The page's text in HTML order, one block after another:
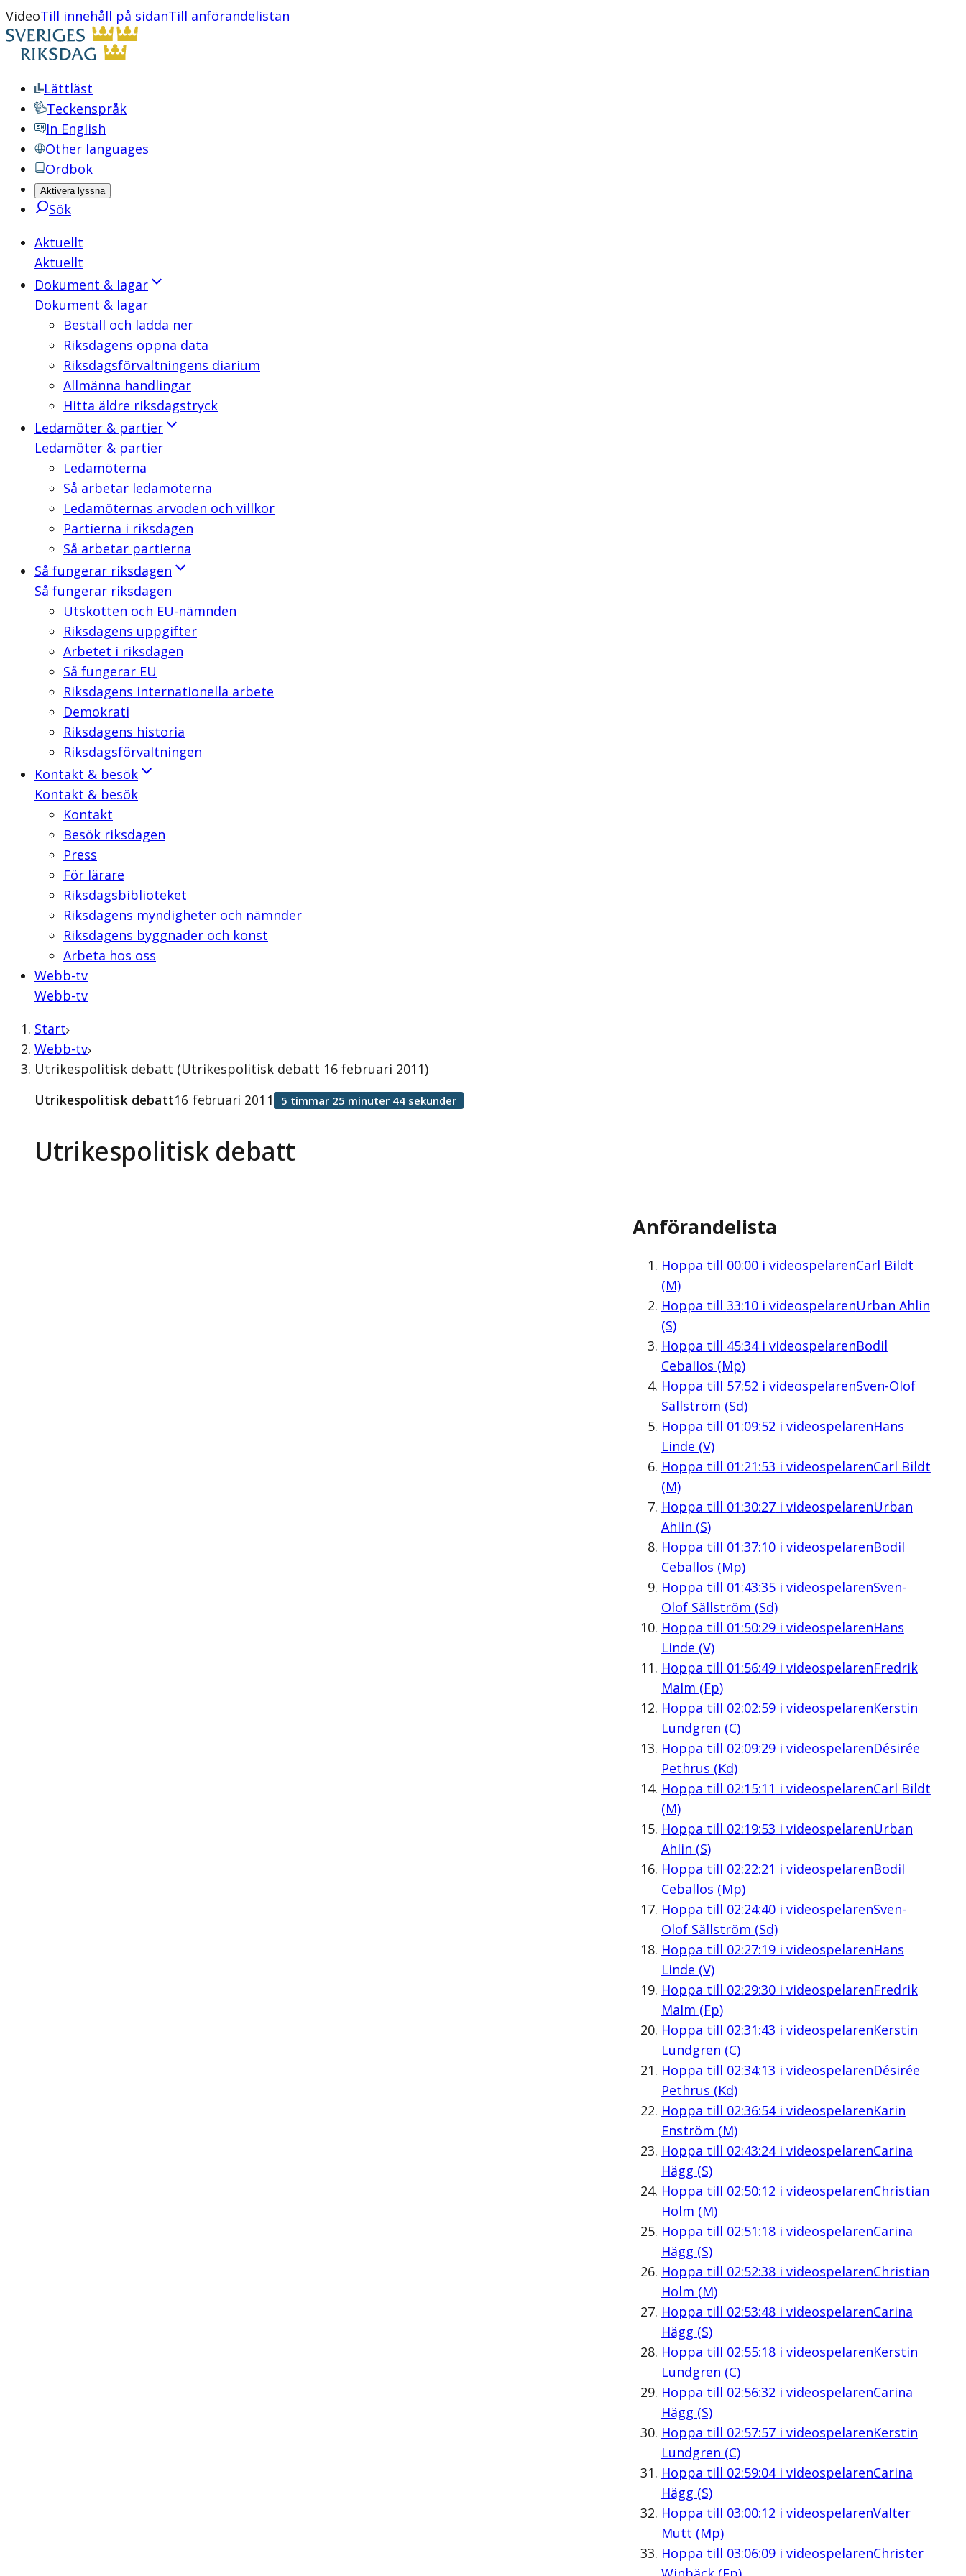
VideoTill innehåll på sidanTill anförandelistan
Lättläst
Teckenspråk
In English
Other languages
Ordbok
Aktivera lyssna
Sök
Aktuellt
Aktuellt
Dokument & lagar
Dokument & lagar
Beställ och ladda ner
Riksdagens öppna data
Riksdagsförvaltningens diarium
Allmänna handlingar
Hitta äldre riksdagstryck
Ledamöter & partier
Ledamöter & partier
Ledamöterna
Så arbetar ledamöterna
Ledamöternas arvoden och villkor
Partierna i riksdagen
Så arbetar partierna
Så fungerar riksdagen
Så fungerar riksdagen
Utskotten och EU-nämnden
Riksdagens uppgifter
Arbetet i riksdagen
Så fungerar EU
Riksdagens internationella arbete
Demokrati
Riksdagens historia
Riksdagsförvaltningen
Kontakt & besök
Kontakt & besök
Kontakt
Besök riksdagen
Press
För lärare
Riksdagsbiblioteket
Riksdagens myndigheter och nämnder
Riksdagens byggnader och konst
Arbeta hos oss
Webb-tv
Webb-tv
Start
Webb-tv
Utrikespolitisk debatt (Utrikespolitisk debatt 16 februari 2011)
Utrikespolitisk debatt
Utrikespolitisk debatt16 februari 2011 5 timmar 25 minuter 44 sekunder
Anförandelista
Hoppa till 00:00i videospelarenCarl Bildt
(M)
Hoppa till 33:10i videospelarenUrban Ahlin
(S)
Hoppa till 45:34i videospelarenBodil
Ceballos (Mp)
Hoppa till 57:52 i videospelarenSven-Olof
Sällström (Sd)
Hoppa till 01:09:52 i videospelarenHans
Linde (V)
Hoppa till 01:21:53 i videospelarenCarl Bildt
(M)
Hoppa till 01:30:27i videospelarenUrban
Ahlin (S)
Hoppa till 01:37:10i videospelarenBodil
Ceballos (Mp)
Hoppa till 01:43:35i videospelarenSven-
Olof Sällström (Sd)
Hoppa till 01:50:29i videospelarenHans
Linde (V)
Hoppa till 01:56:49i videospelarenFredrik
Malm (Fp)
Hoppa till 02:02:59i videospelarenKerstin
Lundgren (C)
Hoppa till 02:09:29i videospelarenDésirée
Pethrus (Kd)
Hoppa till 02:15:11 i videospelarenCarl Bildt
(M)
Hoppa till 02:19:53 i videospelarenUrban
Ahlin (S)
Hoppa till 02:22:21 i videospelarenBodil
Ceballos (Mp)
Hoppa till 02:24:40i videospelarenSven-
Olof Sällström (Sd)
Hoppa till 02:27:19i videospelarenHans
Linde (V)
Hoppa till 02:29:30i videospelarenFredrik
Malm (Fp)
Hoppa till 02:31:43 i videospelarenKerstin
Lundgren (C)
Hoppa till 02:34:13 i videospelarenDésirée
Pethrus (Kd)
Hoppa till 02:36:54i videospelarenKarin
Enström (M)
Hoppa till 02:43:24i videospelarenCarina
Hägg (S)
Hoppa till 02:50:12 i videospelarenChristian
Holm (M)
Hoppa till 02:51:18i videospelarenCarina
Hägg (S)
Hoppa till 02:52:38i videospelarenChristian
Holm (M)
Hoppa till 02:53:48i videospelarenCarina
Hägg (S)
Hoppa till 02:55:18i videospelarenKerstin
Lundgren (C)
Hoppa till 02:56:32 i videospelarenCarina
Hägg (S)
Hoppa till 02:57:57i videospelarenKerstin
Lundgren (C)
Hoppa till 02:59:04i videospelarenCarina
Hägg (S)
Hoppa till 03:00:12 i videospelarenValter
Mutt (Mp)
Hoppa till 03:06:09i videospelarenChrister